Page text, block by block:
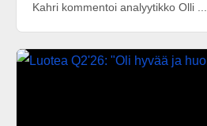
Kahri kommentoi analyytikko Olli ...